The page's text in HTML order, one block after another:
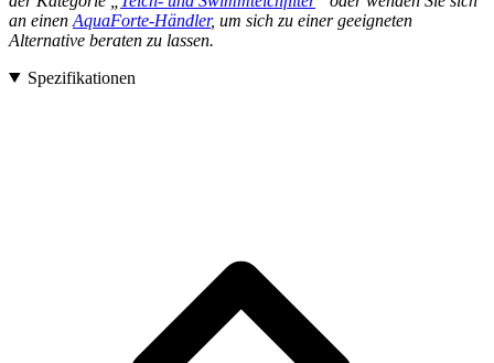
an einen AquaForte-Händler, um sich zu einer geeigneten
Alternative beraten zu lassen.
Spezifikationen